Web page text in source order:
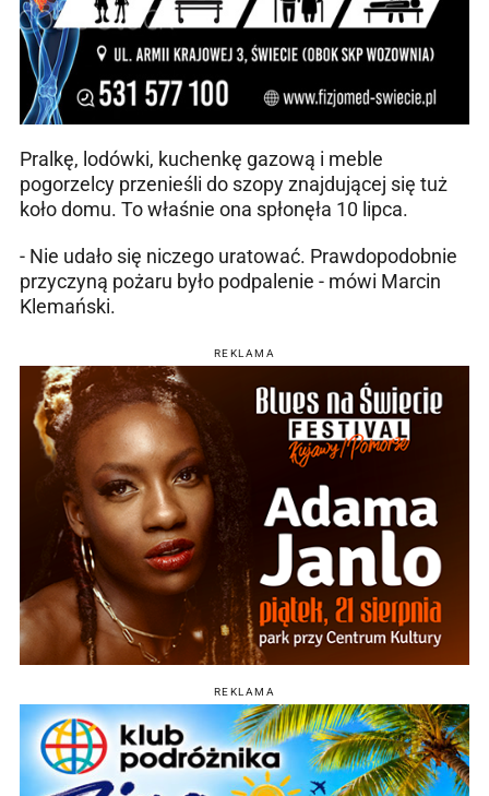
Pralkę, lodówki, kuchenkę gazową i meble
pogorzelcy przenieśli do szopy znajdującej się tuż
koło domu. To właśnie ona spłonęła 10 lipca.
- Nie udało się niczego uratować. Prawdopodobnie
przyczyną pożaru było podpalenie - mówi Marcin
Klemański.
REKLAMA
REKLAMA